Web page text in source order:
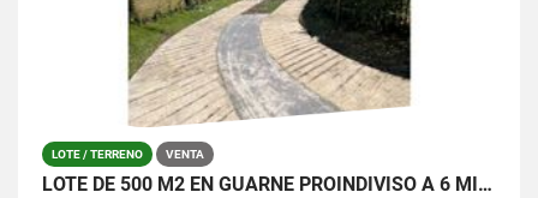
LOTE / TERRENO VENTA
LOTE DE 500 M2 EN GUARNE PROINDIVISO A 6 MINUTOS DE LA AUTOPISTA